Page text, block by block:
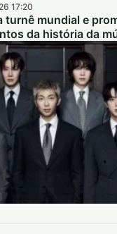
17:20
turnê mundial e
da história da